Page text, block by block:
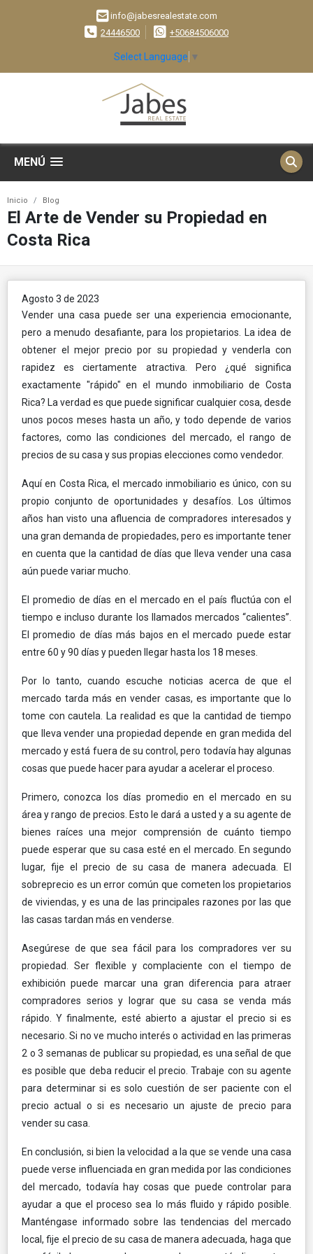
info@jabesrealestate.com
24446500
+50684506000
Select Language ▼
MENÚ
Inicio Blog
El Arte de Vender su Propiedad en
Costa Rica
Agosto 3 de 2023
Vender una casa puede ser una experiencia emocionante,
pero a menudo desafiante, para los propietarios. La idea de
obtener el mejor precio por su propiedad y venderla con
rapidez es ciertamente atractiva. Pero ¿qué significa
exactamente "rápido" en el mundo inmobiliario de Costa
Rica? La verdad es que puede significar cualquier cosa, desde
unos pocos meses hasta un año, y todo depende de varios
factores, como las condiciones del mercado, el rango de
precios de su casa y sus propias elecciones como vendedor.
Aquí en Costa Rica, el mercado inmobiliario es único, con su
propio conjunto de oportunidades y desafíos. Los últimos
años han visto una afluencia de compradores interesados y
una gran demanda de propiedades, pero es importante tener
en cuenta que la cantidad de días que lleva vender una casa
aún puede variar mucho.
El promedio de días en el mercado en el país fluctúa con el
tiempo e incluso durante los llamados mercados “calientes”.
El promedio de días más bajos en el mercado puede estar
entre 60 y 90 días y pueden llegar hasta los 18 meses.
Por lo tanto, cuando escuche noticias acerca de que el
mercado tarda más en vender casas, es importante que lo
tome con cautela. La realidad es que la cantidad de tiempo
que lleva vender una propiedad depende en gran medida del
mercado y está fuera de su control, pero todavía hay algunas
cosas que puede hacer para ayudar a acelerar el proceso.
Primero, conozca los días promedio en el mercado en su
área y rango de precios. Esto le dará a usted y a su agente de
bienes raíces una mejor comprensión de cuánto tiempo
puede esperar que su casa esté en el mercado. En segundo
lugar, fije el precio de su casa de manera adecuada. El
sobreprecio es un error común que cometen los propietarios
de viviendas, y es una de las principales razones por las que
las casas tardan más en venderse.
Asegúrese de que sea fácil para los compradores ver su
propiedad. Ser flexible y complaciente con el tiempo de
exhibición puede marcar una gran diferencia para atraer
compradores serios y lograr que su casa se venda más
rápido. Y finalmente, esté abierto a ajustar el precio si es
necesario. Si no ve mucho interés o actividad en las primeras
2 o 3 semanas de publicar su propiedad, es una señal de que
es posible que deba reducir el precio. Trabaje con su agente
para determinar si es solo cuestión de ser paciente con el
precio actual o si es necesario un ajuste de precio para
vender su casa.
En conclusión, si bien la velocidad a la que se vende una casa
puede verse influenciada en gran medida por las condiciones
del mercado, todavía hay cosas que puede controlar para
ayudar a que el proceso sea lo más fluido y rápido posible.
Manténgase informado sobre las tendencias del mercado
local, fije el precio de su casa de manera adecuada, haga que